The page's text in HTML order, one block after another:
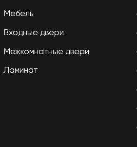
Мебель
Входные двери
Межкомнатные двери
Ламинат